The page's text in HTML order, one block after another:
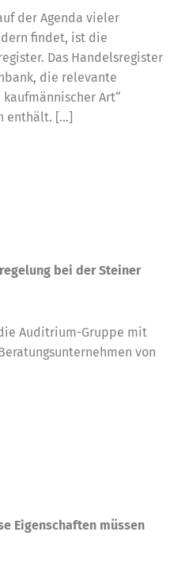
der Agenda vieler
findet, ist die
Das Handelsregister
die relevante
Art“
enthält. [...]
bei der Steiner
Auditrium-Gruppe mit
von
Eigenschaften müssen